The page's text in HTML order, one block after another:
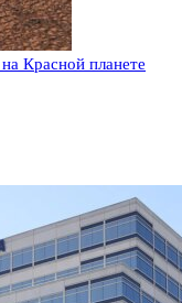
Красной планете